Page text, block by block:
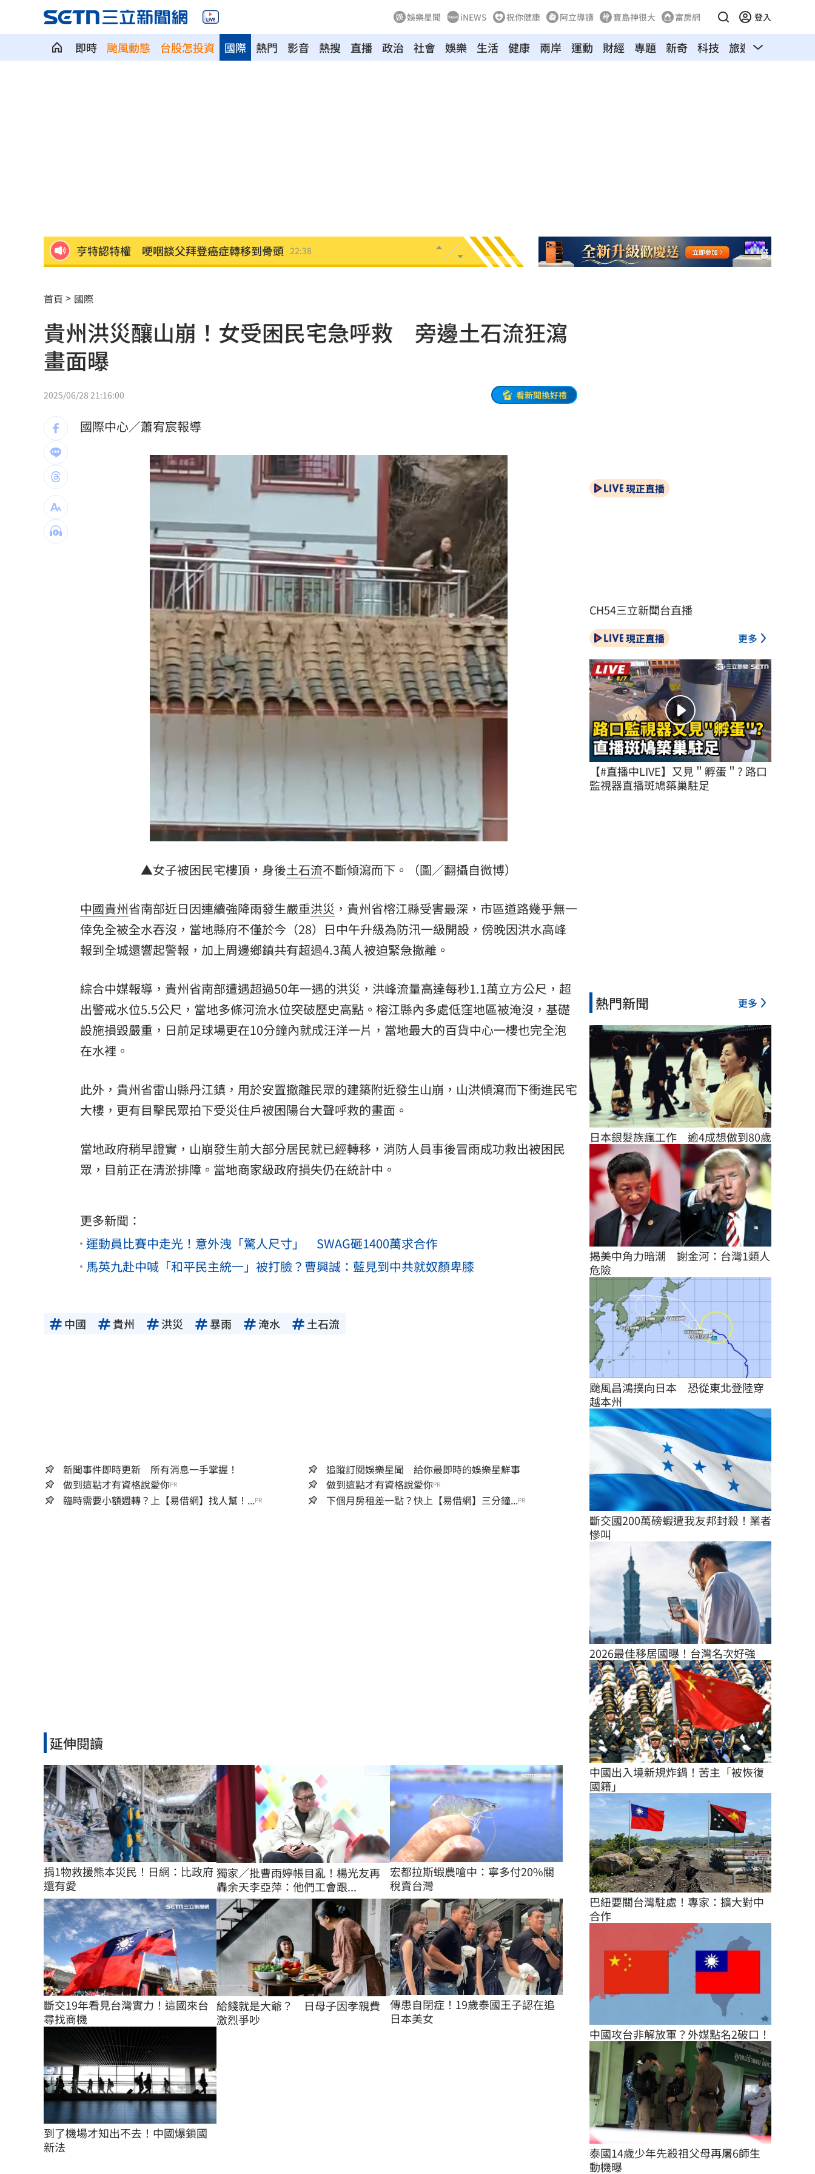
娛樂星聞 iNEWS 祝你健康 阿立導讀 寶島神很大 富房網 登入
即時 颱風動態 台股怎投資 熱門 影音 熱搜 直播 政治 社會 娛樂 生活 健康
國際 兩岸 運動 財經 專題 新奇 科技 旅遊 汽車
亨特認特權 哽咽談父拜登癌症轉移到骨頭 22:38
白海豚外圍雨帶特別紮實 鄭明典：別出門
有片／貴州通天河「爆乳正妹伴漂」價碼曝 22:21
慈濟買BNT遭詐 網朝聖郭董大小姐貼文
宜蘭強風「店家玻璃門被吹爆」員工嚇抱頭
配合漢光！管碧玲視導平戰轉換與出港課目
男傳訊醫院粉專「殺死掛號小姐」辯忘吃藥 22:11
晚飯煮太慢！婦遭小叔斬首 頭掛樹上示警
消失10年回歸！好市多經典美食重新上架
腦瘤手術醫誤切正常組織 女無法自主呼吸 22:02
人妻被嫌上菜慢 遭毒癮小叔斧砍死頭掛樹 21:59
男大生遭脫光圍毆亡 主嫌輕度智障判無期 21:55
以為益生菌護腎 他餐餐泡菜2週後險洗腎 21:49
台灣彩券開獎直播中 20:31
LIVE三立+24小時直播 15:27
三立iNEWS新聞台線上直播
商場戰國來臨 台中「頂奢大道」逐漸成形
台彩父親節推新刮刮樂千萬頭獎超「爸」氣
「拍片人的多重宇宙」職涯論壇9/12登場！
8國球員齊聚高雄 Formosa 7s掀足球熱潮 10:00
理想混蛋號召粉絲跨海追星吃美食！ 18:15
首頁 國際
貴州洪災釀山崩！女受困民宅急呼救 旁邊土石流狂瀉
畫面曝
2025/06/28 21:16:00 看新聞換好禮
國際中心／蕭宥宸報導
▲女子被困民宅樓頂，身後土石流不斷傾瀉而下。（圖／翻攝自微博）
中國貴州省南部近日因連續強降雨發生嚴重洪災 ，貴州省榕江縣受害最深，市區道路幾乎無一
倖免全被全水吞沒，當地縣府不僅於今（28）日中午升級為防汛一級開設，傍晚因洪水高峰
報到全城還響起警報，加上周邊鄉鎮共有超過4.3萬人被迫緊急撤離。
綜合中媒報導，貴州省南部遭遇超過50年一遇的洪災，洪峰流量高達每秒1.1萬立方公尺，超
出警戒水位5.5公尺，當地多條河流水位突破歷史高點。榕江縣內多處低窪地區被淹沒，基礎
設施損毀嚴重，日前足球場更在10分鐘內就成汪洋一片，當地最大的百貨中心一樓也完全泡
在水裡。
此外，貴州省雷山縣丹江鎮，用於安置撤離民眾的建築附近發生山崩，山洪傾瀉而下衝進民宅
大樓，更有目擊民眾拍下受災住戶被困陽台大聲呼救的畫面。
當地政府稍早證實，山崩發生前大部分居民就已經轉移，消防人員事後冒雨成功救出被困民
眾，目前正在清淤排障。當地商家級政府損失仍在統計中。
更多新聞：
運動員比賽中走光！意外洩「驚人尺寸」 SWAG砸1400萬求合作
馬英九赴中喊「和平民主統一」被打臉？曹興誠：藍見到中共就奴顏卑膝
中國 貴州 洪災 暴雨 淹水 土石流
新聞事件即時更新 所有消息一手掌握！
追蹤訂閱娛樂星聞 給你最即時的娛樂星鮮事
做到這點才有資格說愛你PR 做到這點才有資格說愛你PR
臨時需要小額週轉？上【易借網】找人幫！...PR 下個月房租差一點？快上【易借網】三分鐘...PR
延伸閱讀
捐1物救援熊本災民！日網：比政府
還有愛
獨家／批曹雨婷帳目亂！楊光友再
轟余天李亞萍：他們工會跟...
宏都拉斯蝦農嗆中：寧多付20%關
稅賣台灣
斷交19年看見台灣實力！這國來台
尋找商機
給錢就是大爺？　日母子因孝親費
激烈爭吵
傳患自閉症！19歲泰國王子認在追
日本美女
到了機場才知出不去！中國爆鎖國
新法
現正直播
CH54三立新聞台直播
現正直播 更多
【#直播中LIVE】又見＂孵蛋＂? 路口
監視器直播斑鳩築巢駐足
熱門新聞 更多
日本銀髮族瘋工作　逾4成想做到80歲
揭美中角力暗潮　謝金河：台灣1類人
危險
颱風昌鴻撲向日本　恐從東北登陸穿
越本州
斷交國200萬磅蝦遭我友邦封殺！業者
慘叫
2026最佳移居國曝！台灣名次好強
中國出入境新規炸鍋！苦主「被恢復
國籍」
巴紐要關台灣駐處！專家：擴大對中
合作
中國攻台非解放軍？外媒點名2破口！
泰國14歲少年先殺祖父母再屠6師生
動機曝